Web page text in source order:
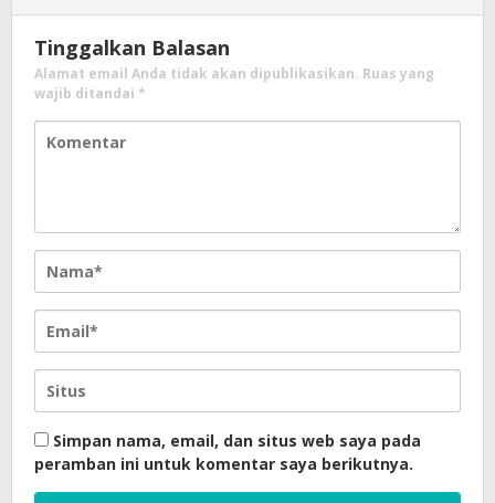
Tinggalkan Balasan
Alamat email Anda tidak akan dipublikasikan. Ruas yang
wajib ditandai *
Simpan nama, email, dan situs web saya pada
peramban ini untuk komentar saya berikutnya.